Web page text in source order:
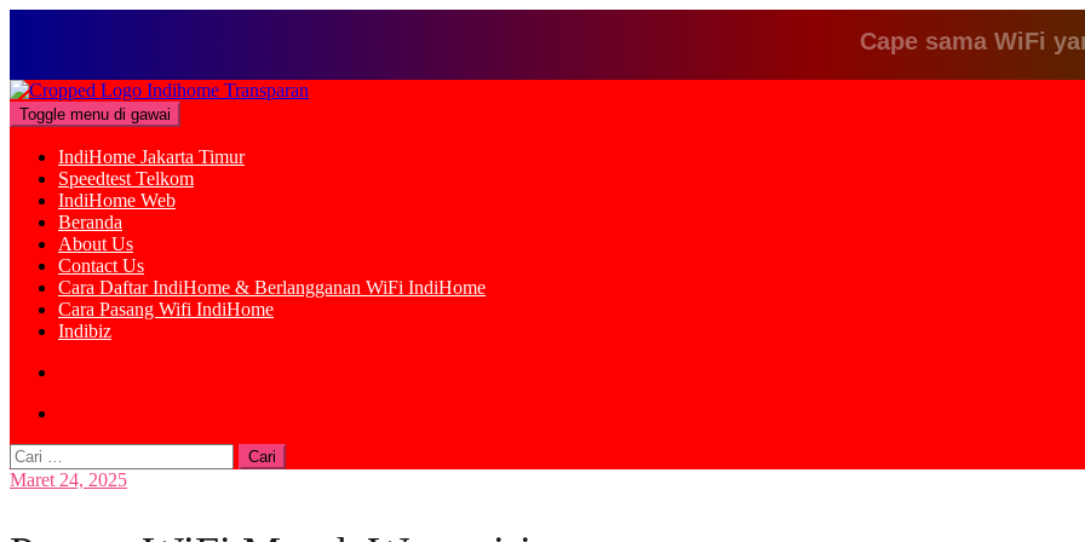
Cape sama WiFi yang
Loncat
ke
konten
Toggle menu di gawai
IndiHome Jakarta Timur
Speedtest Telkom
IndiHome Web
Beranda
About Us
Contact Us
Cara Daftar IndiHome & Berlangganan WiFi IndiHome
Cara Pasang Wifi IndiHome
Indibiz
Cari
untuk:
Maret 24, 2025